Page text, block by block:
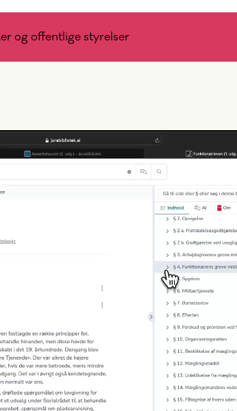
og offentlige styrelser